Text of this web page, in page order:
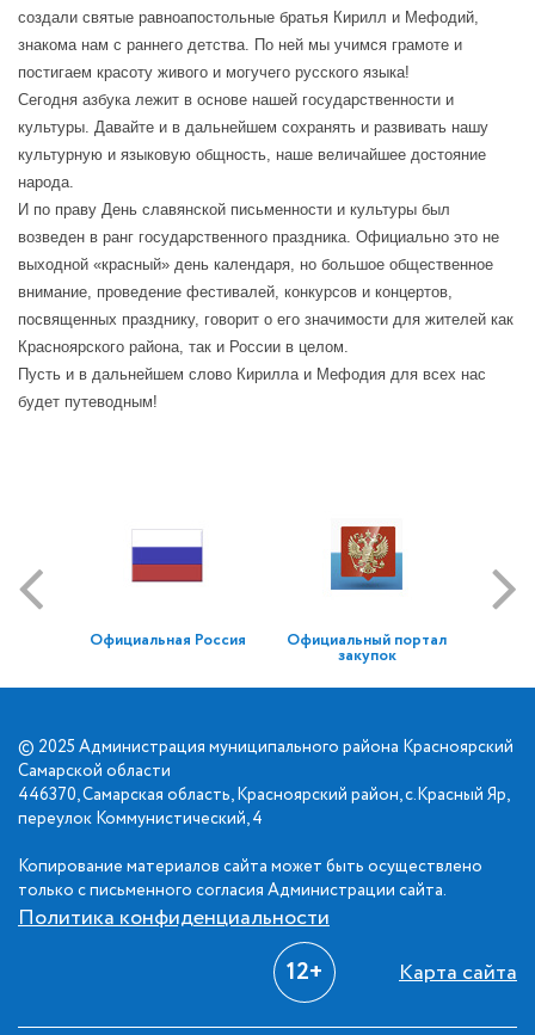
создали святые равноапостольные братья Кирилл и Мефодий,
знакома нам с раннего детства. По ней мы учимся грамоте и
постигаем красоту живого и могучего русского языка!
Сегодня азбука лежит в основе нашей государственности и
культуры. Давайте и в дальнейшем сохранять и развивать нашу
культурную и языковую общность, наше величайшее достояние
народа.
И по праву День славянской письменности и культуры был
возведен в ранг государственного праздника. Официально это не
выходной «красный» день календаря, но большое общественное
внимание, проведение фестивалей, конкурсов и концертов,
посвященных празднику, говорит о его значимости для жителей как
Красноярского района, так и России в целом.
Пусть и в дальнейшем слово Кирилла и Мефодия для всех нас
будет путеводным!
Официальная Россия Официальный портал
закупок
© 2025 Администрация муниципального района Красноярский
Самарской области
446370, Самарская область, Красноярский район, с.Красный Яр,
переулок Коммунистический, 4
Копирование материалов сайта может быть осуществлено
только с письменного согласия Администрации сайта.
Политика конфиденциальности
12+ Карта сайта